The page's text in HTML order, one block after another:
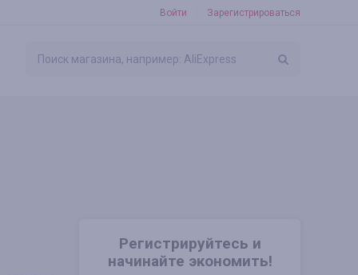
Войти Зарегистрироваться
Регистрируйтесь и
начинайте экономить!